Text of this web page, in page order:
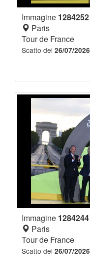
Immagine 1284252
Paris
Tour de France
Scatto del 26/07/2026
Immagine 1284244
Paris
Tour de France
Scatto del 26/07/2026